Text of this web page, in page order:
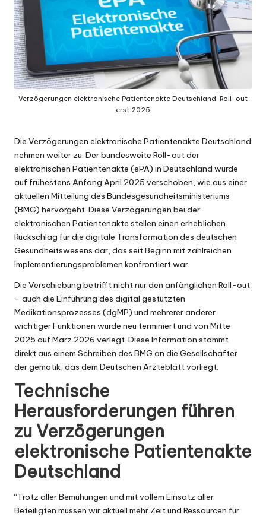
Verzögerungen elektronische Patientenakte Deutschland: Roll-out
erst 2025
Die Verzögerungen elektronische Patientenakte Deutschland
nehmen weiter zu. Der bundesweite Roll-out der
elektronischen Patientenakte (ePA) in Deutschland wurde
auf frühestens Anfang April 2025 verschoben, wie aus einer
aktuellen Mitteilung des Bundesgesundheitsministeriums
(BMG) hervorgeht. Diese Verzögerungen bei der
elektronischen Patientenakte stellen einen erheblichen
Rückschlag für die digitale Transformation des deutschen
Gesundheitswesens dar, das seit Beginn mit zahlreichen
Implementierungsproblemen konfrontiert war.
Die Verschiebung betrifft nicht nur den anfänglichen Roll-out
– auch die Einführung des digital gestützten
Medikationsprozesses (dgMP) und mehrerer anderer
wichtiger Funktionen wurde neu terminiert und von Mitte
2025 auf März 2026 verlegt. Diese Information stammt
direkt aus einem Schreiben des BMG an die Gesellschafter
der gematik, das dem Deutschen Ärzteblatt vorliegt.
Technische
Herausforderungen führen
zu Verzögerungen
elektronische Patientenakte
Deutschland
“Trotz aller Bemühungen und mit vollem Einsatz aller
Beteiligten müssen wir aktuell mehr Zeit und Ressourcen für